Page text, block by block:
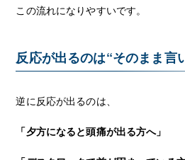
この流れになりやすいです。
反応が出るのは“そのまま言
逆に反応が出るのは、
「夕方になると頭痛が出る方へ」